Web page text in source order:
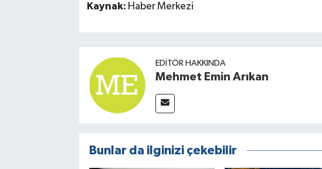
Kaynak: Haber Merkezi
EDITÖR HAKKINDA
Mehmet Emin Arıkan
Bunlar da ilginizi çekebilir